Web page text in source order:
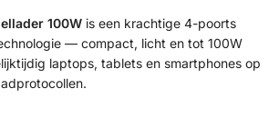
100W is een krachtige 4-poorts
— compact, licht en tot 100W
laptops, tablets en smartphones op